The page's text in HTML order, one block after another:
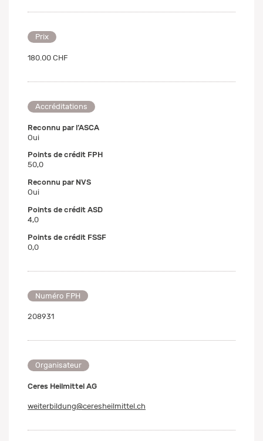
Prix
180.00 CHF
Accréditations
Reconnu par l’ASCA
Oui
Points de crédit FPH
50,0
Reconnu par NVS
Oui
Points de crédit ASD
4,0
Points de crédit FSSF
0,0
Numéro FPH
208931
Organisateur
Ceres Heilmittel AG
weiterbildung@ceresheilmittel.ch